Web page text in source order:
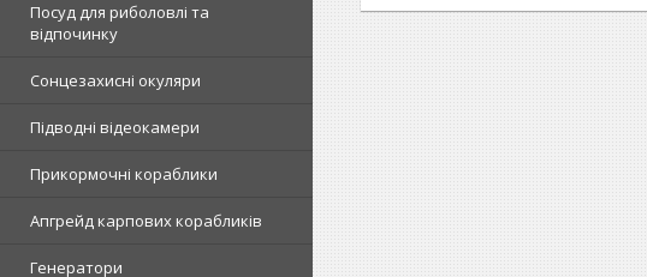
Посуд для риболовлі та
відпочинку
Сонцезахисні окуляри
Підводні відеокамери
Прикормочні кораблики
Апгрейд карпових корабликів
Генератори